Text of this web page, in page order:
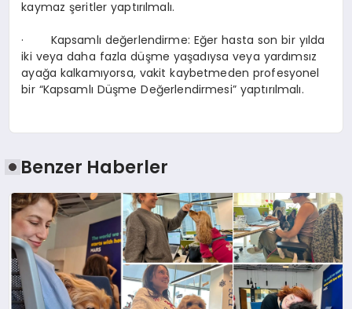
kaymaz şeritler yaptırılmalı.
· Kapsamlı değerlendirme: Eğer hasta son bir yılda
iki veya daha fazla düşme yaşadıysa veya yardımsız
ayağa kalkamıyorsa, vakit kaybetmeden profesyonel
bir “Kapsamlı Düşme Değerlendirmesi” yaptırılmalı.
Benzer Haberler